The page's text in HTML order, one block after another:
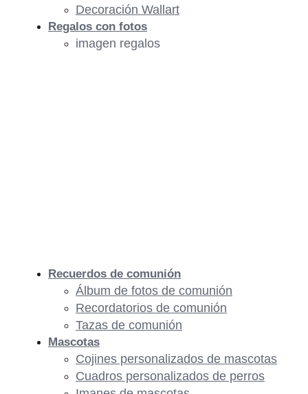
Decoración Wallart
Regalos con fotos
imagen regalos
Recuerdos de comunión
Álbum de fotos de comunión
Recordatorios de comunión
Tazas de comunión
Mascotas
Cojines personalizados de mascotas
Cuadros personalizados de perros